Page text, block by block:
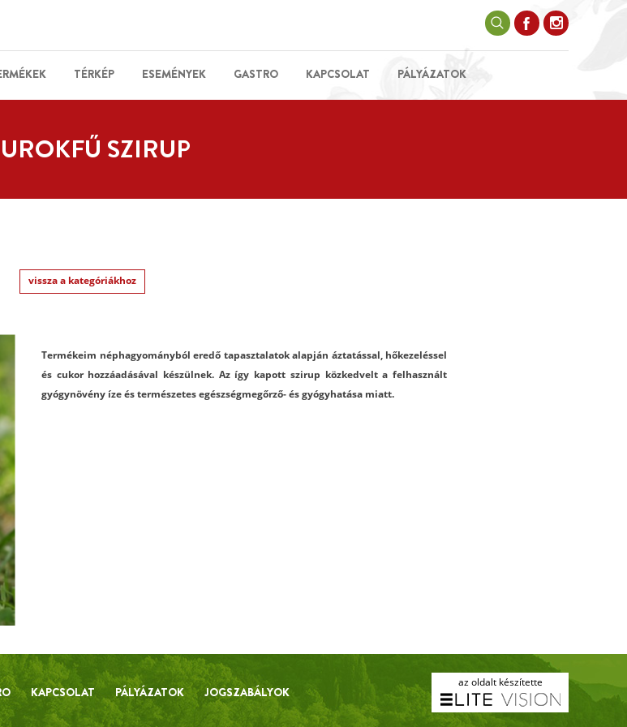
TÉRKÉP ESEMÉNYEK GASTRO KAPCSOLAT PÁLYÁZATOK
SZIRUP
vissza a kategóriákhoz
Termékeim néphagyományból eredő tapasztalatok alapján áztatással, hőkezeléssel
és cukor hozzáadásával készülnek. Az így kapott szirup közkedvelt a felhasznált
gyógynövény íze és természetes egészségmegőrző- és gyógyhatása miatt.
KAPCSOLAT PÁLYÁZATOK JOGSZABÁLYOK
az oldalt készítette